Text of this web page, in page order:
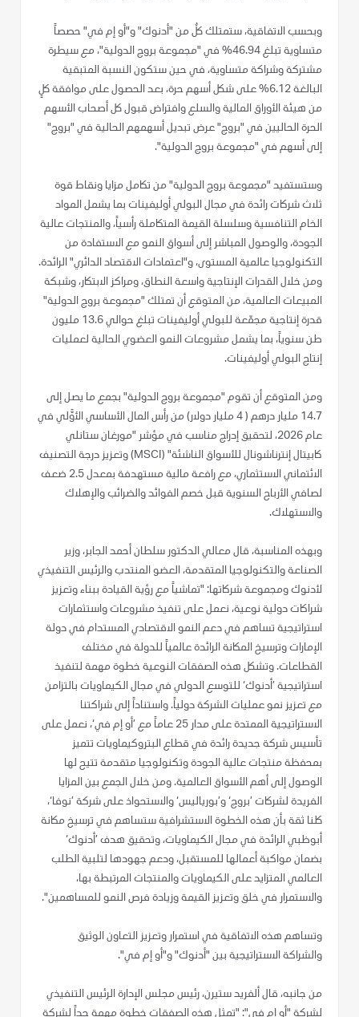
وبحسب الاتفاقية، ستمتلك كلٌ من "أدنوك" و"أو إم في" حصصاً
متساوية تبلغ 46.94% في "مجموعة بروج الدولية"، مع سيطرة
مشتركة وشراكة متساوية، في حين ستكون النسبة المتبقية
البالغة 6.12% على شكل أسهم حرة، بعد الحصول على موافقة كلٍ
من هيئة الأوراق المالية والسلع وافتراض قبول كل أصحاب الأسهم
الحرة الحاليين في "بروج" عرض تبديل أسهمهم الحالية في "بروج"
إلى أسهم في "مجموعة بروج الدولية".
وستستفيد "مجموعة بروج الدولية" من تكامل مزايا ونقاط قوة
ثلاث شركات رائدة في مجال البولي أوليفينات بما يشمل المواد
الخام التنافسية وسلسلة القيمة المتكاملة رأسياً، والمنتجات عالية
الجودة، والوصول المباشر إلى أسواق النمو مع الاستفادة من
التكنولوجيا عالمية المستوى، و"اعتمادات الاقتصاد الدائري" الرائدة.
ومن خلال القدرات الإنتاجية واسعة النطاق، ومراكز الابتكار، وشبكة
المبيعات العالمية، من المتوقع أن تمتلك "مجموعة بروج الدولية"
قدرة إنتاجية مجمّعة للبولي أوليفينات تبلغ حوالي 13.6 مليون
طن سنوياً، بما يشمل مشروعات النمو العضوي الحالية لعمليات
إنتاج البولي أوليفينات.
ومن المتوقع أن تقوم "مجموعة بروج الدولية" بجمع ما يصل إلى
14.7 مليار درهم ( 4 مليار دولار) من رأس المال الأساسي الأوَّلي في
عام 2026، لتحقيق إدراج مناسب في مؤشر "مورغان ستانلي
كابيتال إنترناشونال للأسواق الناشئة" (MSCI) وتعزيز درجة التصنيف
الائتماني الاستثماري، مع رافعة مالية مستهدفة بمعدل 2.5 ضعف
لصافي الأرباح السنوية قبل خصم الفوائد والضرائب والإهلاك
والاستهلاك.
وبهذه المناسبة، قال معالي الدكتور سلطان أحمد الجابر، وزير
الصناعة والتكنولوجيا المتقدمة، العضو المنتدب والرئيس التنفيذي
لأدنوك ومجموعة شركاتها: "تماشياً مع رؤية القيادة ببناء وتعزيز
شراكات دولية نوعية، نعمل على تنفيذ مشروعات واستثمارات
استراتيجية تساهم في دعم النمو الاقتصادي المستدام في دولة
الإمارات وترسيخ المكانة الرائدة عالمياً للدولة في مختلف
القطاعات. وتشكل هذه الصفقات النوعية خطوة مهمة لتنفيذ
استراتيجية ’أدنوك‘ للتوسع الدولي في مجال الكيماويات بالتزامن
مع تعزيز نمو عمليات الشركة دولياً. واستناداً إلى شراكتنا
الاستراتيجية الممتدة على مدار 25 عاماً مع ’أو إم في‘، نعمل على
تأسيس شركة جديدة رائدة في قطاع البتروكيماويات تتميز
بمحفظة منتجات عالية الجودة وتكنولوجيا متقدمة تتيح لها
الوصول إلى أهم الأسواق العالمية. ومن خلال الجمع بين المزايا
الفريدة لشركات ’بروج‘ و’بورياليس‘ والاستحواذ على شركة ’نوفا‘،
كلنا ثقة بأن هذه الخطوة الاستشرافية ستساهم في ترسيخ مكانة
أبوظبي الرائدة في مجال الكيماويات، وتحقيق هدف ’أدنوك‘
بضمان مواكبة أعمالها للمستقبل، ودعم جهودها لتلبية الطلب
العالمي المتزايد على الكيماويات والمنتجات المرتبطة بها،
والاستمرار في خلق وتعزيز القيمة وزيادة فرص النمو للمساهمين".
وتساهم هذه الاتفاقية في استمرار وتعزيز التعاون الوثيق
والشراكة الاستراتيجية بين "أدنوك" و"أو إم في".
من جانبه، قال ألفريد ستيرن، رئيس مجلس الإدارة الرئيس التنفيذي
لشركة "أو إم في": "تمثل هذه الصفقات خطوة مهمة جداً لشركة